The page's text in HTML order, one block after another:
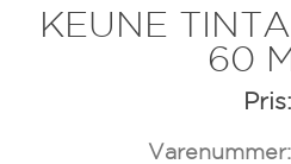
KEUNE
60
Pris:
Varenummer: